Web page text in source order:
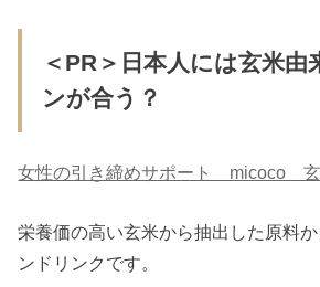
＜PR＞日本人には玄米由
ンが合う？
女性の引き締めサポート micoco 玄
栄養価の高い玄米から抽出した原料
ンドリンクです。